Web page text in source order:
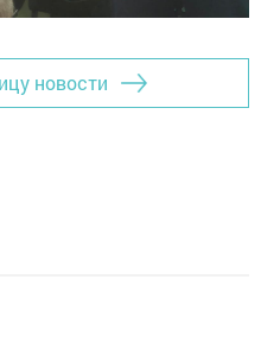
новости